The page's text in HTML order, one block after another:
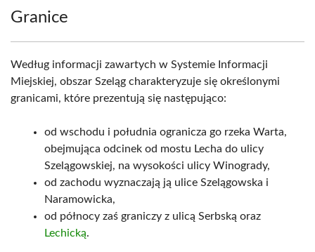
Granice
Według informacji zawartych w Systemie Informacji
Miejskiej, obszar Szeląg charakteryzuje się określonymi
granicami, które prezentują się następująco:
od wschodu i południa ogranicza go rzeka Warta,
obejmująca odcinek od mostu Lecha do ulicy
Szelągowskiej, na wysokości ulicy Winogrady,
od zachodu wyznaczają ją ulice Szelągowska i
Naramowicka,
od północy zaś graniczy z ulicą Serbską oraz
Lechicką.